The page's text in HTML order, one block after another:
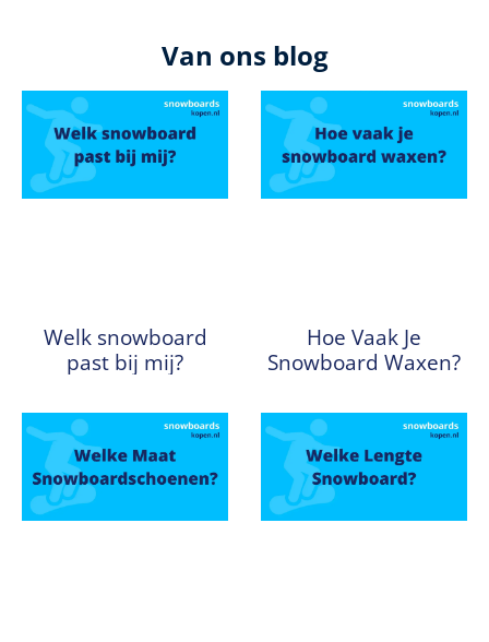
Van ons blog
Welk snowboard
past bij mij?
Hoe Vaak Je
Snowboard Waxen?